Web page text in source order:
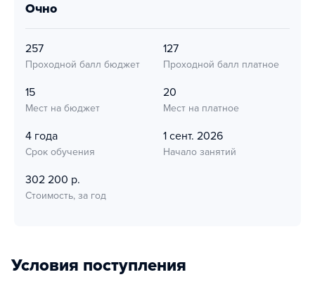
очно
257
Проходной балл бюджет
127
Проходной балл платное
15
Мест на бюджет
20
Мест на платное
4 года
Срок обучения
1 сент. 2026
Начало занятий
302 200 р.
Стоимость, за год
Условия поступления